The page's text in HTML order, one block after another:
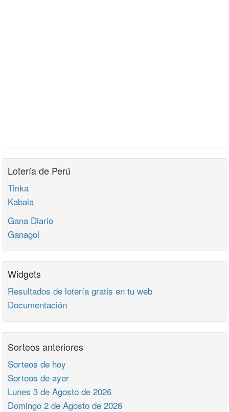
Lotería de Perú
Tinka
Kabala
Gana Diario
Ganagol
Widgets
Resultados de lotería gratis en tu web
Documentación
Sorteos anteriores
Sorteos de hoy
Sorteos de ayer
Lunes 3 de Agosto de 2026
Domingo 2 de Agosto de 2026